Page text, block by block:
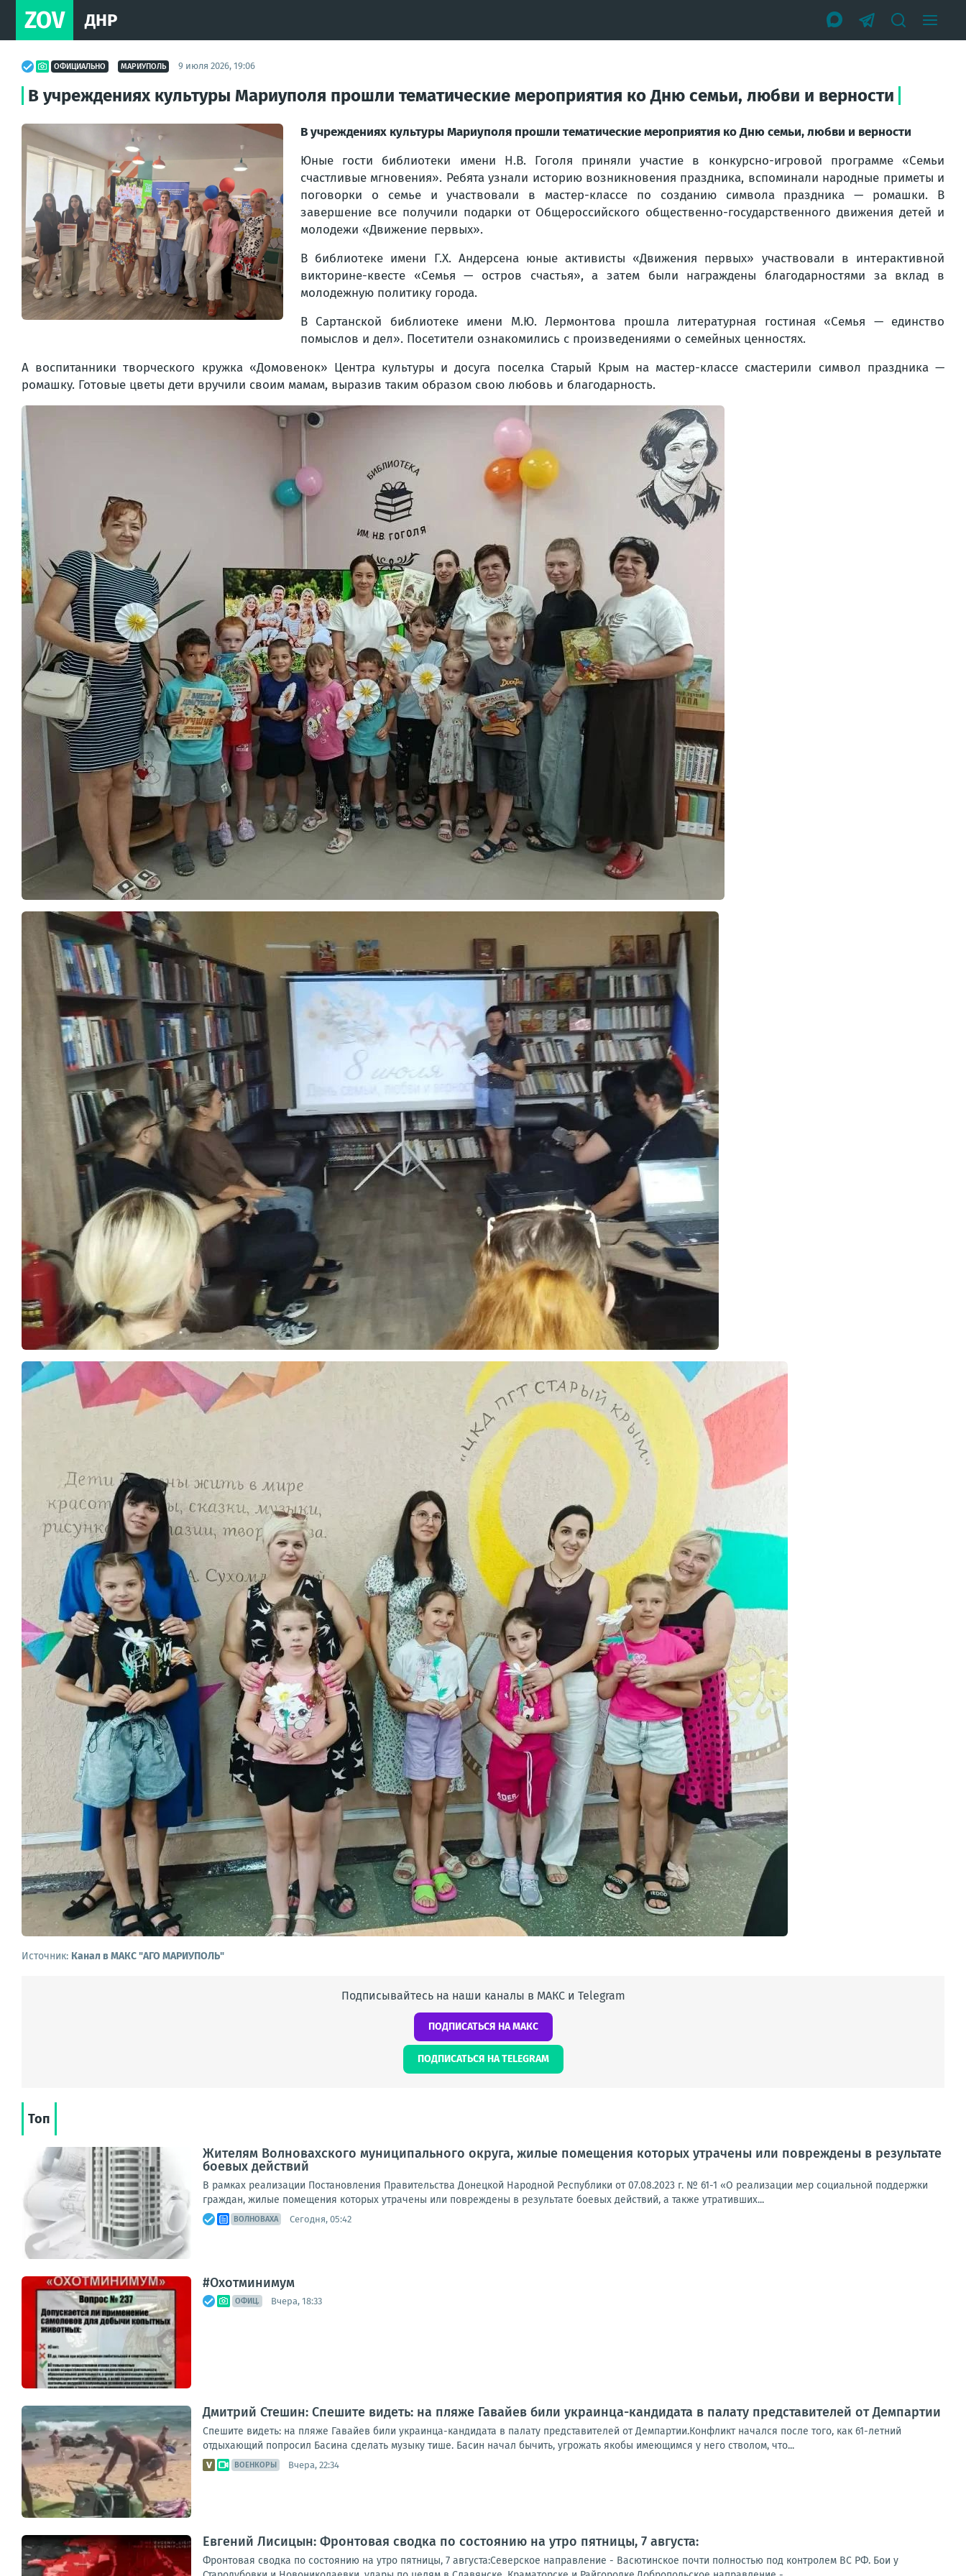
ZOV ДНР
ОФИЦИАЛЬНО МАРИУПОЛЬ 9 июля 2026, 19:06
В учреждениях культуры Мариуполя прошли тематические мероприятия ко Дню семьи, любви и верности
В учреждениях культуры Мариуполя прошли тематические мероприятия ко Дню семьи, любви и верности
Юные гости библиотеки имени Н.В. Гоголя приняли участие в конкурсно-игровой программе «Семьи
счастливые мгновения». Ребята узнали историю возникновения праздника, вспоминали народные приметы и
поговорки о семье и участвовали в мастер-классе по созданию символа праздника — ромашки. В
завершение все получили подарки от Общероссийского общественно-государственного движения детей и
молодежи «Движение первых».
В библиотеке имени Г.Х. Андерсена юные активисты «Движения первых» участвовали в интерактивной
викторине-квесте «Семья — остров счастья», а затем были награждены благодарностями за вклад в
молодежную политику города.
В Сартанской библиотеке имени М.Ю. Лермонтова прошла литературная гостиная «Семья — единство
помыслов и дел». Посетители ознакомились с произведениями о семейных ценностях.
А воспитанники творческого кружка «Домовенок» Центра культуры и досуга поселка Старый Крым на мастер-классе смастерили символ праздника —
ромашку. Готовые цветы дети вручили своим мамам, выразив таким образом свою любовь и благодарность.
Источник: Канал в МАКС "АГО МАРИУПОЛЬ"
Подписывайтесь на наши каналы в МАКС и Telegram
ПОДПИСАТЬСЯ НА МАКС
ПОДПИСАТЬСЯ НА TELEGRAM
Топ
Жителям Волновахского муниципального округа, жилые помещения которых утрачены или повреждены в результате
боевых действий
В рамках реализации Постановления Правительства Донецкой Народной Республики от 07.08.2023 г. № 61-1 «О реализации мер социальной поддержки
граждан, жилые помещения которых утрачены или повреждены в результате боевых действий, а также утративших...
ВОЛНОВАХА Сегодня, 05:42
#Охотминимум
ОФИЦ. Вчера, 18:33
Дмитрий Стешин: Спешите видеть: на пляже Гавайев били украинца-кандидата в палату представителей от Демпартии
Спешите видеть: на пляже Гавайев били украинца-кандидата в палату представителей от Демпартии.Конфликт начался после того, как 61-летний
отдыхающий попросил Басина сделать музыку тише. Басин начал бычить, угрожать якобы имеющимся у него стволом, что...
ВОЕНКОРЫ Вчера, 22:34
Евгений Лисицын: Фронтовая сводка по состоянию на утро пятницы, 7 августа:
Фронтовая сводка по состоянию на утро пятницы, 7 августа:Северское направление - Васютинское почти полностью под контролем ВС РФ. Бои у